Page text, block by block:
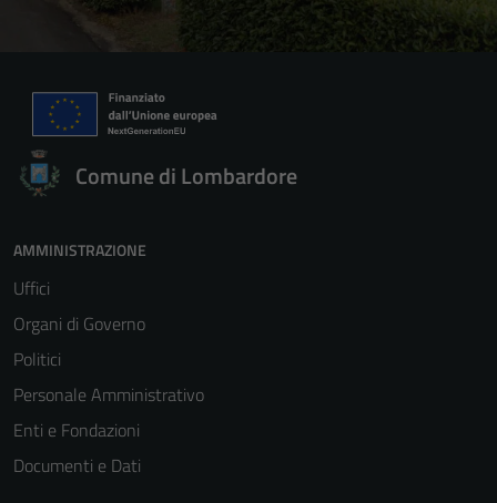
Comune di Lombardore
AMMINISTRAZIONE
Uffici
Organi di Governo
Politici
Personale Amministrativo
Enti e Fondazioni
Documenti e Dati